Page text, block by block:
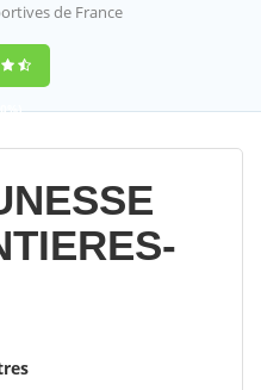
de France